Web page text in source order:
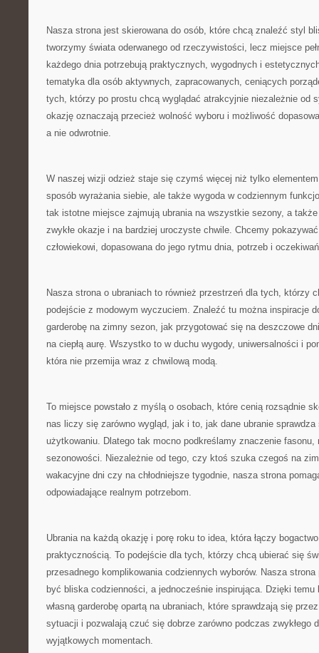
Nasza strona jest skierowana do osób, które chcą znaleźć styl
tworzymy świata oderwanego od rzeczywistości, lecz miejsce
każdego dnia potrzebują praktycznych, wygodnych i
tematyka dla osób aktywnych, zapracowanych, ceniących
tych, którzy po prostu chcą wyglądać atrakcyjnie niezależnie od
okazję oznaczają przecież wolność wyboru i możliwość
a nie odwrotnie.
W naszej wizji odzież staje się czymś więcej niż tylko
sposób wyrażania siebie, ale także wygoda w codziennym
tak istotne miejsce zajmują ubrania na wszystkie sezony, a
zwykłe okazje i na bardziej uroczyste chwile. Chcemy
człowiekowi, dopasowana do jego rytmu dnia, potrzeb i
Nasza strona o ubraniach to również przestrzeń dla tych, którzy
podejście z modowym wyczuciem. Znaleźć tu można inspiracje
garderobę na zimny sezon, jak przygotować się na deszczowe
na ciepłą aurę. Wszystko to w duchu wygody, uniwersalności i
która nie przemija wraz z chwilową modą.
To miejsce powstało z myślą o osobach, które cenią rozsądnie
nas liczy się zarówno wygląd, jak i to, jak dane ubranie
użytkowaniu. Dlatego tak mocno podkreślamy znaczenie fasonu,
sezonowości. Niezależnie od tego, czy ktoś szuka czegoś na
wakacyjne dni czy na chłodniejsze tygodnie, nasza strona
odpowiadające realnym potrzebom.
Ubrania na każdą okazję i porę roku to idea, która łączy
praktycznością. To podejście dla tych, którzy chcą ubierać się
przesadnego komplikowania codziennych wyborów. Nasza
być bliska codzienności, a jednocześnie inspirująca. Dzięki
własną garderobę opartą na ubraniach, które sprawdzają się
sytuacji i pozwalają czuć się dobrze zarówno podczas zwykłego
wyjątkowych momentach.